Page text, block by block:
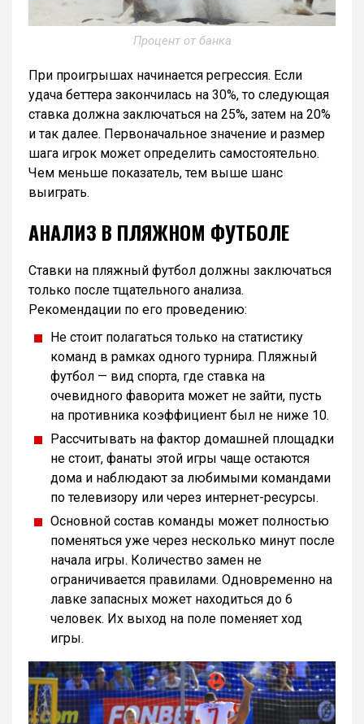
Процент от банка
При проигрышах начинается регрессия. Если
удача беттера закончилась на 30%, то следующая
ставка должна заключаться на 25%, затем на 20%
и так далее. Первоначальное значение и размер
шага игрок может определить самостоятельно.
Чем меньше показатель, тем выше шанс
выиграть.
АНАЛИЗ В ПЛЯЖНОМ ФУТБОЛЕ
Ставки на пляжный футбол должны заключаться
только после тщательного анализа.
Рекомендации по его проведению:
Не стоит полагаться только на статистику
команд в рамках одного турнира. Пляжный
футбол — вид спорта, где ставка на
очевидного фаворита может не зайти, пусть
на противника коэффициент был не ниже 10.
Рассчитывать на фактор домашней площадки
не стоит, фанаты этой игры чаще остаются
дома и наблюдают за любимыми командами
по телевизору или через интернет-ресурсы.
Основной состав команды может полностью
поменяться уже через несколько минут после
начала игры. Количество замен не
ограничивается правилами. Одновременно на
лавке запасных может находиться до 6
человек. Их выход на поле поменяет ход
игры.